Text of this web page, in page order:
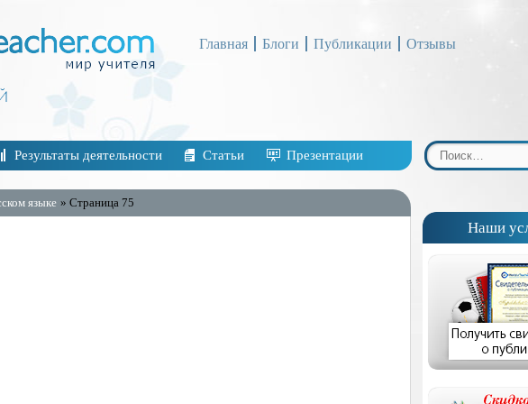
Главная Блоги Публикации Отзывы
Результаты деятельности Статьи Презентации
языке » Страница 75
Наши